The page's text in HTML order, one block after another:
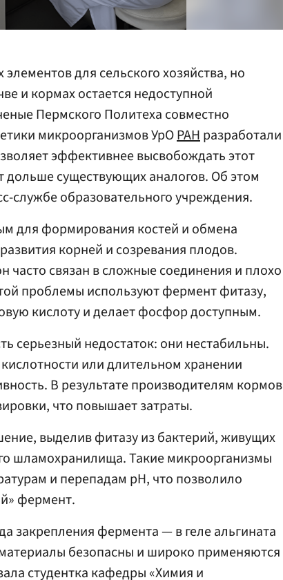
для сельского хозяйства, но
и кормах остается недоступной
Пермского Политеха совместно
микроорганизмов УрОРАНразработали
эффективнее высвобождать этот
дольше существующих аналогов. Об этом
службе образовательного учреждения.
для формирования костей и обмена
корней и созревания плодов.
часто связан в сложные соединения и плохо
проблемы используют фермент фитазу,
кислоту и делает фосфор доступным.
серьезный недостаток: они нестабильны.
или длительном хранении
В результате производителям кормов
что повышает затраты.
выделив фитазу из бактерий, живущих
шламохранилища. Такие микроорганизмы
и перепадам pH, что позволило
фермент.
закрепления фермента — в геле альгината
безопасны и широко применяются
студентка кафедры «Химия и